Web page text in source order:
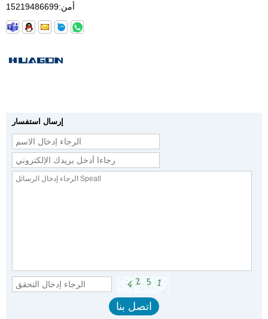
أمن:15219486699
إرسال استفسار